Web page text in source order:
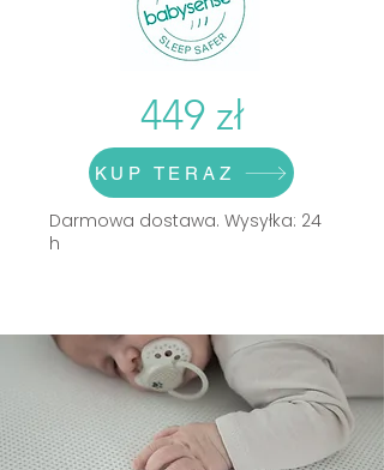
449 zł
KUP TERAZ
Darmowa dostawa. Wysyłka: 24
h